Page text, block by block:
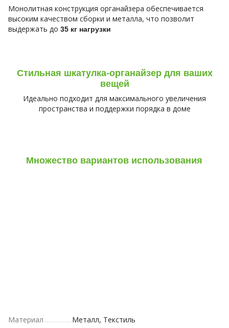
Монолитная конструкция органайзера обеспечивается
высоким качеством сборки и металла, что позволит
выдержать до 35 кг нагрузки
Стильная шкатулка-органайзер для ваших
вещей
Идеально подходит для максимального увеличения
пространства и поддержки порядка в доме
Множество вариантов использования
Материал
Металл, Текстиль